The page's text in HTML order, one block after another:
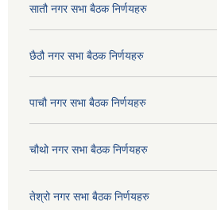
सातौ नगर सभा बैठक निर्णयहरु
छैठौ नगर सभा बैठक निर्णयहरु
पाचौ नगर सभा बैठक निर्णयहरु
चौथो नगर सभा बैठक निर्णयहरु
तेश्रो नगर सभा बैठक निर्णयहरु